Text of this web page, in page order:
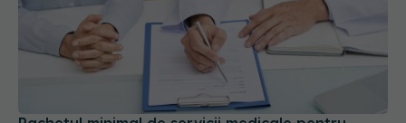
Pachetul minimal de servicii medicale pentru
persoanele neasigurate. Ce servicii oferă gratuit
sistemul public de sănătate